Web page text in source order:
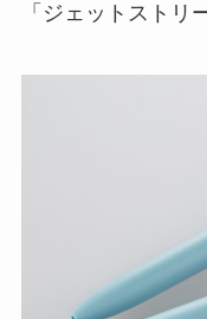
「ジェットストリ